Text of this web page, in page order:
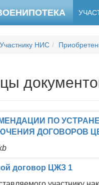
Участнику НИС
ПО
ДОГОВОРОВ
договор ЦЖЗ 1